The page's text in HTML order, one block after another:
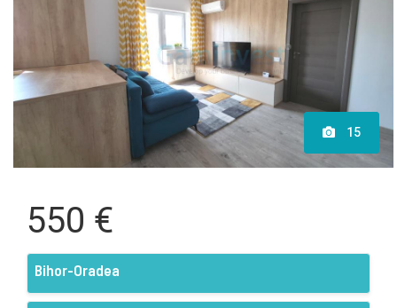
15
550 €
Bihor-Oradea